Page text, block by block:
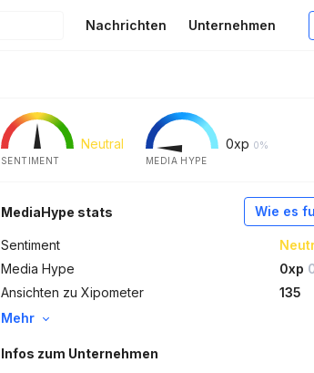
Nachrichten Unternehmen
Neutral
SENTIMENT
0xp 0%
MEDIA HYPE
Wie es
MediaHype stats
Sentiment
Media Hype
0xp
Ansichten zu Xipometer
135
Mehr
Infos zum Unternehmen